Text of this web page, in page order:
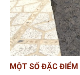
MỘT SỐ ĐẶC ĐIỂM